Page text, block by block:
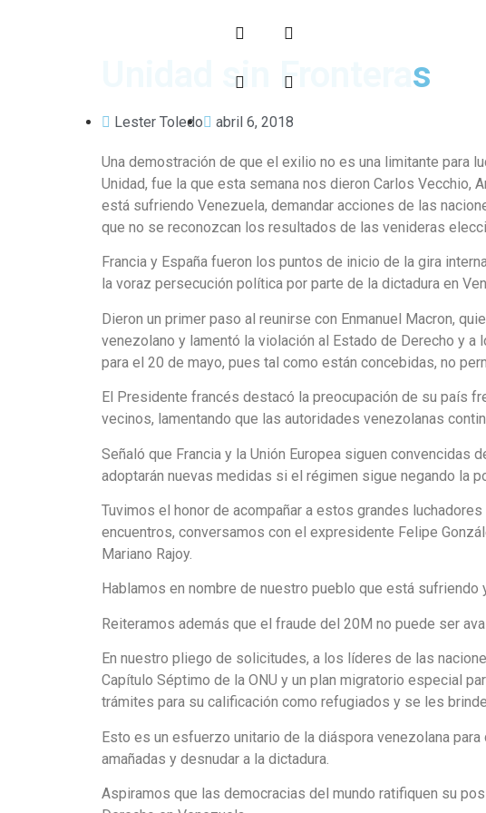
Unidad sin Fronteras
Lester Toledo abril 6, 2018
Una demostración de que el exilio no es una limitante para
Unidad, fue la que esta semana nos dieron Carlos
está sufriendo Venezuela, demandar acciones de las
que no se reconozcan los resultados de las venideras
Francia y España fueron los puntos de inicio de la gira
la voraz persecución política por parte de la dictadura en
Dieron un primer paso al reunirse con Enmanuel Macron,
venezolano y lamentó la violación al Estado de Derecho y
para el 20 de mayo, pues tal como están concebidas, no
El Presidente francés destacó la preocupación de su país
vecinos, lamentando que las autoridades venezolanas
Señaló que Francia y la Unión Europea siguen
adoptarán nuevas medidas si el régimen sigue negando la
Tuvimos el honor de acompañar a estos grandes
encuentros, conversamos con el expresidente Felipe
Mariano Rajoy.
Hablamos en nombre de nuestro pueblo que está
Reiteramos además que el fraude del 20M no puede ser
En nuestro pliego de solicitudes, a los líderes de las
Capítulo Séptimo de la ONU y un plan migratorio especial
trámites para su calificación como refugiados y se les
Esto es un esfuerzo unitario de la diáspora venezolana
amañadas y desnudar a la dictadura.
Aspiramos que las democracias del mundo ratifiquen su